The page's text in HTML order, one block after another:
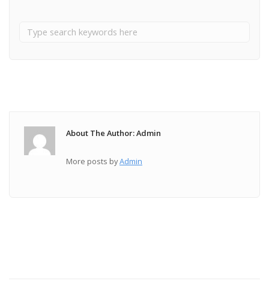
About The Author: Admin
More posts byAdmin